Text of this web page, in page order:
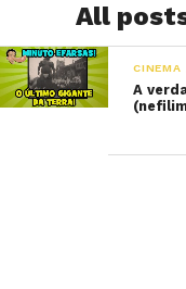
All
A